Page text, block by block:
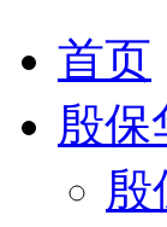
首页
殷保
殷